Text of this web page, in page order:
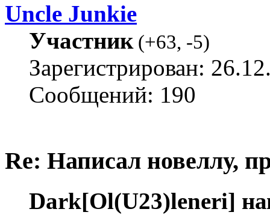
Uncle Junkie
Участник(+63, -5)
Зарегистрирован:
Сообщений: 190
Re: Написал новеллу,
Dark[Ol(U23)leneri]